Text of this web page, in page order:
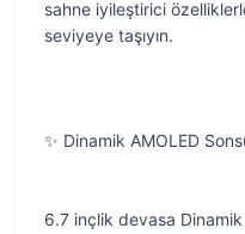
sahne iyileştirici
seviyeye taşıyın.
✨ Dinamik AMOLED
6.7 inçlik devasa